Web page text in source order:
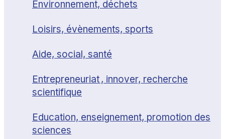
Environnement, déchets
Loisirs, évènements, sports
Aide, social, santé
Entrepreneuriat , innover, recherche
scientifique
Education, enseignement, promotion des
sciences